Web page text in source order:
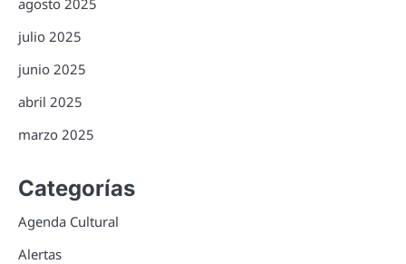
julio 2025
junio 2025
abril 2025
marzo 2025
Categorías
Agenda Cultural
Alertas